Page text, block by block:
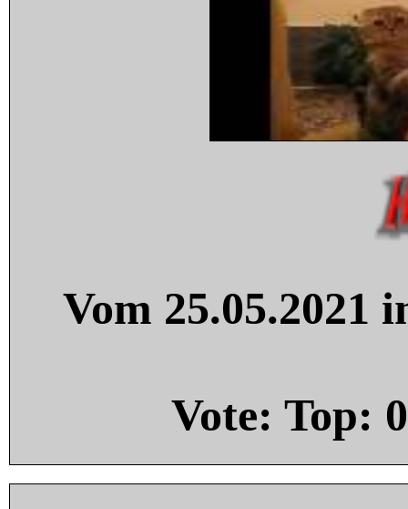
Vom 25.05.2021
Vote: Top: 0